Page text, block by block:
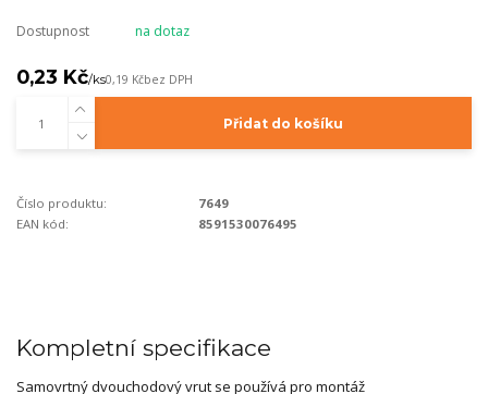
Dostupnost na dotaz
0,23 Kč/ks0,19 Kčbez DPH
Přidat do košíku
Číslo produktu:
7649
EAN kód:
8591530076495
Kompletní specifikace
Samovrtný dvouchodový vrut se používá pro montáž